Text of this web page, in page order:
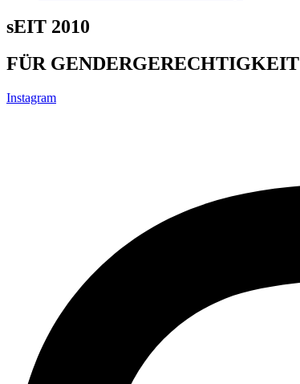
sEIT 2010
FÜR GENDERGERECHTIGKEIT
Instagram